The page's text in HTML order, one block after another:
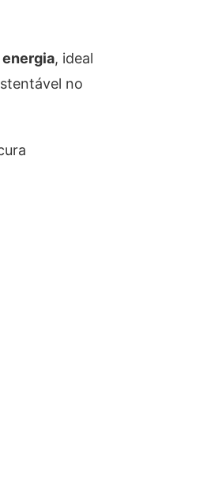
, ideal
no